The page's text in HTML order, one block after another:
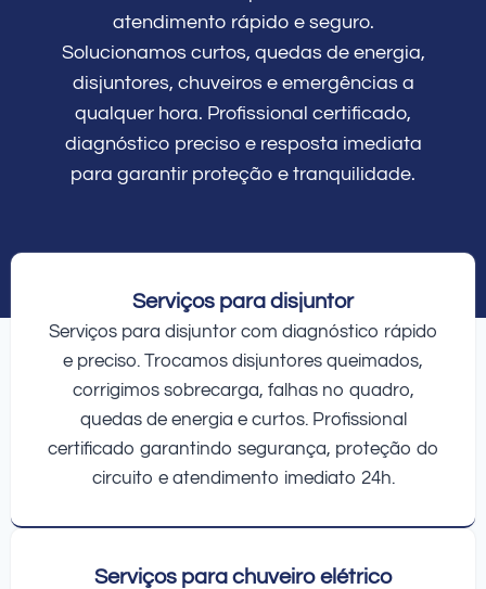
atendimento rápido e seguro.
Solucionamos curtos, quedas de energia,
disjuntores, chuveiros e emergências a
qualquer hora. Profissional certificado,
diagnóstico preciso e resposta imediata
para garantir proteção e tranquilidade.
Serviços para disjuntor
Serviços para disjuntor com diagnóstico rápido
e preciso. Trocamos disjuntores queimados,
corrigimos sobrecarga, falhas no quadro,
quedas de energia e curtos. Profissional
certificado garantindo segurança, proteção do
circuito e atendimento imediato 24h.
Serviços para chuveiro elétrico